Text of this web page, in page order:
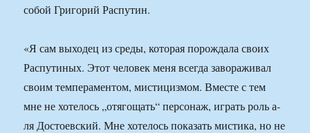
собой Григорий Распутин.
«Я сам выходец из среды, которая порождала своих
Распутиных. Этот человек меня всегда завораживал
своим темпераментом, мистицизмом. Вместе с тем
мне не хотелось „отягощать“ персонаж, играть роль а-
ля Достоевский. Мне хотелось показать мистика, но не